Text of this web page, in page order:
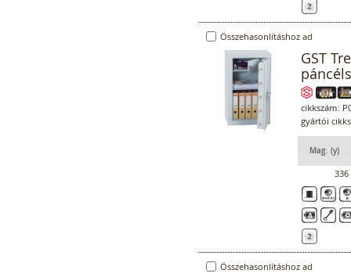
Összehasonlításhoz ad
GST
cikkszám:
gyártói
Mag. (y)
336
Összehasonlításhoz ad